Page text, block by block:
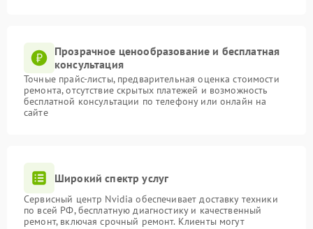
Прозрачное ценообразование и бесплатная
консультация
Точные прайс-листы, предварительная оценка стоимости
ремонта, отсутствие скрытых платежей и возможность
бесплатной консультации по телефону или онлайн на
сайте
Широкий спектр услуг
Сервисный центр Nvidia обеспечивает доставку техники
по всей РФ, бесплатную диагностику и качественный
ремонт, включая срочный ремонт. Клиенты могут